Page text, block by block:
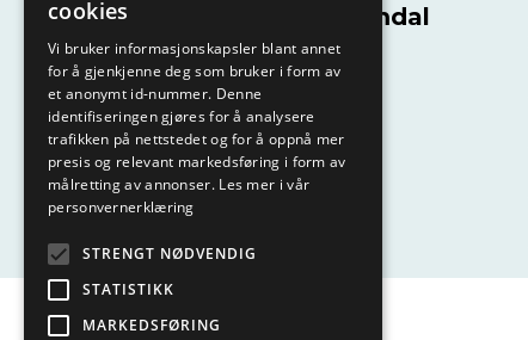
Industriveien 31, 7080 Heimdal
Telefon:+47 47 71 15 52
E-post:post@trondervask.no
cookies
Vi bruker informasjonskapsler blant annet
for å gjenkjenne deg som bruker i form av
et anonymt id-nummer. Denne
identifiseringen gjøres for å analysere
trafikken på nettstedet og for å oppnå mer
presis og relevant markedsføring i form av
målretting av annonser. Les mer i vår
personvernerklæring
STRENGT NØDVENDIG
STATISTIKK
MARKEDSFØRING